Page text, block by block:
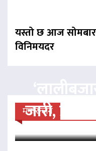
यस्तो छ आज
विनिमयदर
मनोरन्जन
जारी,